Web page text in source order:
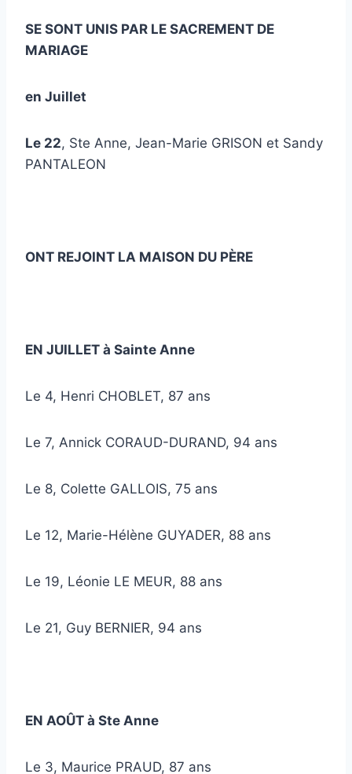
SE SONT UNIS PAR LE SACREMENT DE
MARIAGE
en Juillet
Le 22, Ste Anne, Jean-Marie GRISON et Sandy
PANTALEON
ONT REJOINT LA MAISON DU PÈRE
EN JUILLET à Sainte Anne
Le 4, Henri CHOBLET, 87 ans
Le 7, Annick CORAUD-DURAND, 94 ans
Le 8, Colette GALLOIS, 75 ans
Le 12, Marie-Hélène GUYADER, 88 ans
Le 19, Léonie LE MEUR, 88 ans
Le 21, Guy BERNIER, 94 ans
EN AOÛT à Ste Anne
Le 3, Maurice PRAUD, 87 ans